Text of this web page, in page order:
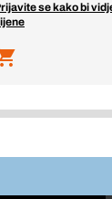
se kako bi